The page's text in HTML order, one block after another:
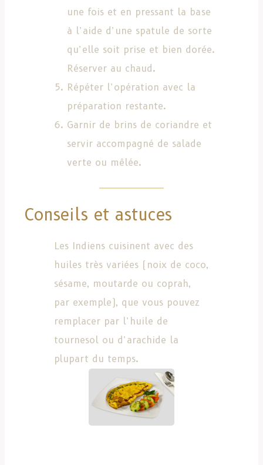
une fois et en pressant la base
à l’aide d’une spatule de sorte
qu’elle soit prise et bien dorée.
Réserver au chaud.
Répéter l’opération avec la
préparation restante.
Garnir de brins de coriandre et
servir accompagné de salade
verte ou mêlée.
Conseils et astuces
Les Indiens cuisinent avec des
huiles très variées (noix de coco,
sésame, moutarde ou coprah,
par exemple), que vous pouvez
remplacer par l’huile de
tournesol ou d’arachide la
plupart du temps.